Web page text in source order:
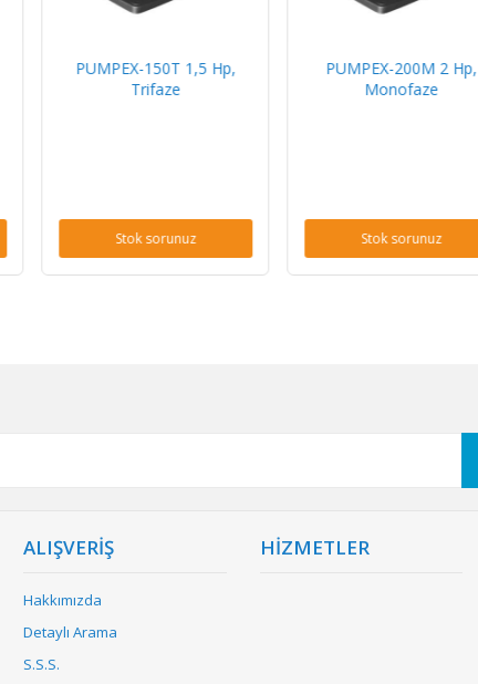
PUMPEX-150T 1,5 Hp,
Trifaze
Stok sorunuz
PUMPEX-200M 2 Hp,
Monofaze
Stok sorunuz
ALIŞVERİŞ
Hakkımızda
Detaylı Arama
S.S.S.
HİZMETLER